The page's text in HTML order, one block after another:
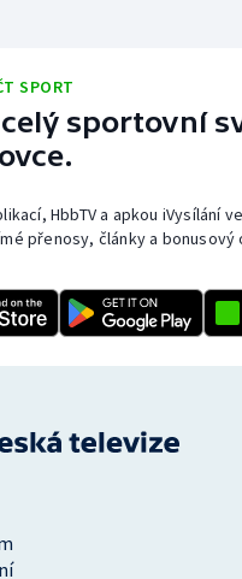
SPORT
sportovní
HbbTV a apkou iVysílání
přenosy, články a bonusový